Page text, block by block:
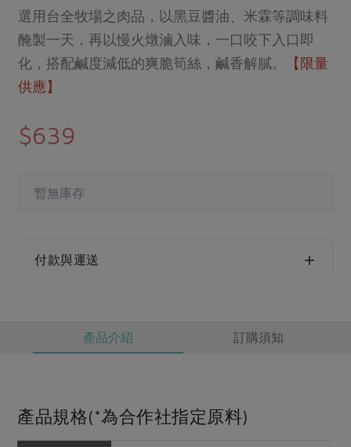
家庭清潔 織品
日用品 圖書禮品
防災用品
優惠專區
素食專區
異國料理
年菜食譜
養身食補
更多議題活動
把最好的台灣味帶回家！
生活者e週報
綠主張月刊
典藏閱覽室
選舉專區
最新消息
媒體報導
下載專區
選用台全牧場之肉品，以黑豆醬油、米霖等調味料
醃製一天，再以慢火燉滷入味，一口咬下入口即
化，搭配鹹度減低的爽脆筍絲，鹹香解膩。
【限量
供應】
$639
暫無庫存
付款與運送
產品介紹 訂購須知
產品規格(*為合作社指定原料)